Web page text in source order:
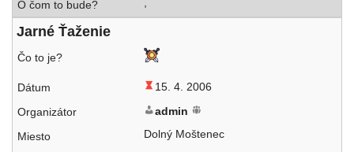
,
Jarné Ťaženie
15. 4. 2006
admin
Dolný Moštenec